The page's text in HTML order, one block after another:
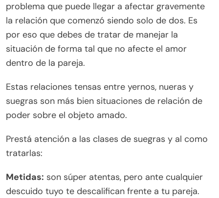
problema que puede llegar a afectar gravemente
la relación que comenzó siendo solo de dos. Es
por eso que debes de tratar de manejar la
situación de forma tal que no afecte el amor
dentro de la pareja.
Estas relaciones tensas entre yernos, nueras y
suegras son más bien situaciones de relación de
poder sobre el objeto amado.
Prestá atención a las clases de suegras y al como
tratarlas:
Metidas: son súper atentas, pero ante cualquier
descuido tuyo te descalifican frente a tu pareja.